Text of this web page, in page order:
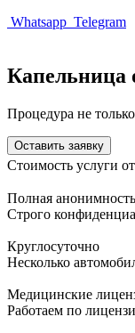
Whatsapp Telegram
Капельница
Процедура не
Оставить заявку
Стоимость услуги
Полная анонимность
Строго
Круглосуточно
Несколько
Медицинские
Работаем по